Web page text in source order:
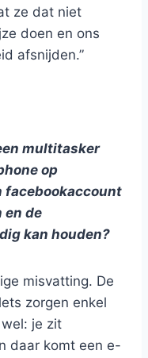
ze dat niet
doen en ons
afsnijden.”
multitasker
op
facebookaccount
en de
kan houden?
misvatting. De
zorgen enkel
je zit
daar komt een e-